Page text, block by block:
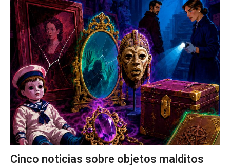
Cinco noticias sobre objetos malditos